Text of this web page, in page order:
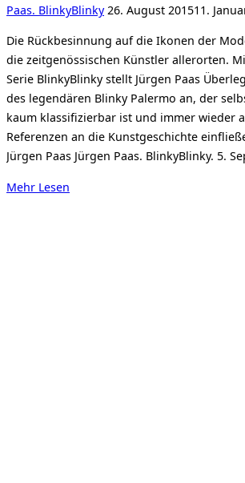
Paas. BlinkyBlinkyVeröffentlicht
26. August 201511.
Die Rückbesinnung auf die Ikonen der
die zeitgenössischen Künstler allerorten.
Serie BlinkyBlinky stellt Jürgen Paas
des legendären Blinky Palermo an, der
kaum klassifizierbar ist und immer wieder
Referenzen an die Kunstgeschichte
Jürgen Paas Jürgen Paas. BlinkyBlinky. 5.
Mehr über
Lesen